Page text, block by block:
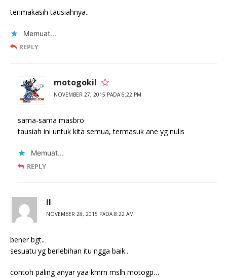
terimakasih tausiahnya..
Memuat...
REPLY
motogokil
NOVEMBER 27, 2015 PADA 6:22 PM
sama-sama masbro
tausiah ini untuk kita semua, termasuk ane yg nulis
Memuat...
REPLY
il
NOVEMBER 28, 2015 PADA 8:22 AM
bener bgt..
sesuatu yg berlebihan itu ngga baik..
contoh paling anyar yaa kmrn mslh motogp…